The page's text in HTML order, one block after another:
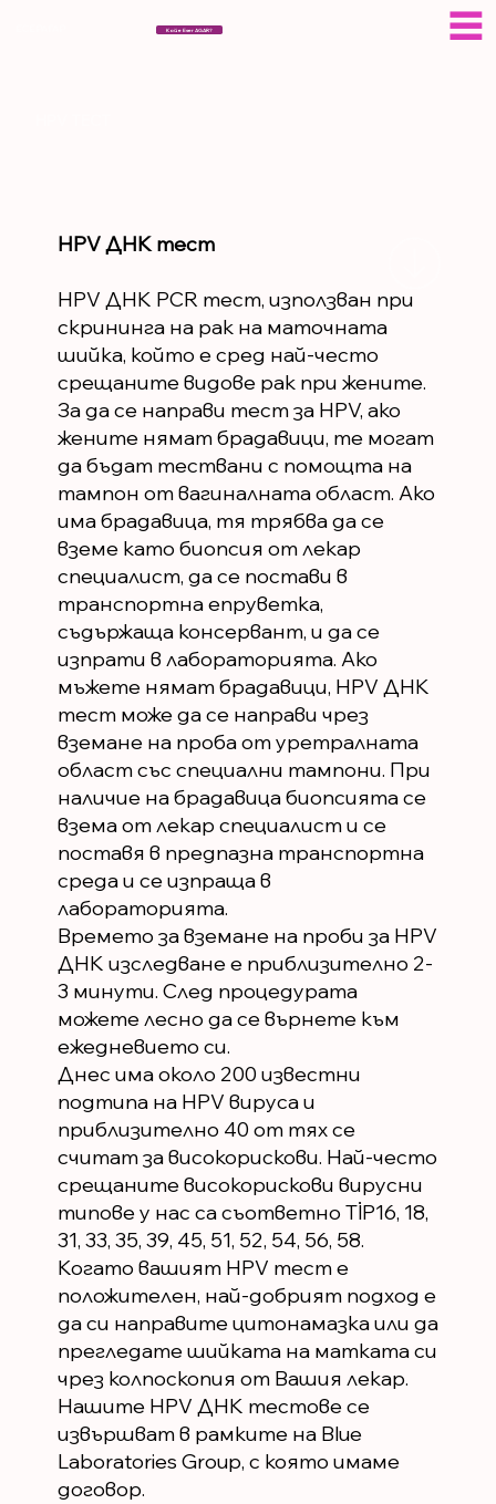
Кой е Eser AGAR?
HPV ДНК тест
HPV ДНК PCR тест, използван при
скрининга на рак на маточната
шийка, който е сред най-често
срещаните видове рак при жените.
За да се направи тест за HPV, ако
жените нямат брадавици, те могат
да бъдат тествани с помощта на
тампон от вагиналната област. Ако
има брадавица, тя трябва да се
вземе като биопсия от лекар
специалист, да се постави в
транспортна епруветка,
съдържаща консервант, и да се
изпрати в лабораторията. Ако
мъжете нямат брадавици, HPV ДНК
тест може да се направи чрез
вземане на проба от уретралната
област със специални тампони. При
наличие на брадавица биопсията се
взема от лекар специалист и се
поставя в предпазна транспортна
среда и се изпраща в
лабораторията.
Времето за вземане на проби за HPV
ДНК изследване е приблизително 2-
3 минути. След процедурата
можете лесно да се върнете към
ежедневието си.
Днес има около 200 известни
подтипа на HPV вируса и
приблизително 40 от тях се
считат за високорискови. Най-често
срещаните високорискови вирусни
типове у нас са съответно TİP16, 18,
31, 33, 35, 39, 45, 51, 52, 54, 56, 58.
Когато вашият HPV тест е
положителен, най-добрият подход е
да си направите цитонамазка или да
прегледате шийката на матката си
чрез колпоскопия от Вашия лекар.
Нашите HPV ДНК тестове се
извършват в рамките на Blue
Laboratories Group, с която имаме
договор.